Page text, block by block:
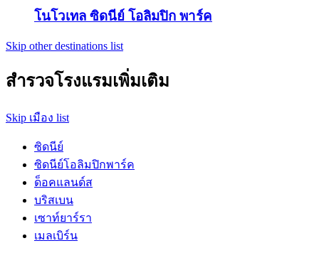
โนโวเทล ซิดนีย์ โอลิมปิก พาร์ค
Skip other destinations list
สำรวจโรงแรมเพิ่มเติม
Skip เมือง list
ซิดนีย์
ซิดนีย์โอลิมปิกพาร์ค
ด็อคแลนด์ส
บริสเบน
เซาท์ยาร์รา
เมลเบิร์น